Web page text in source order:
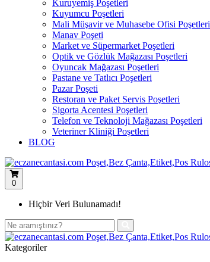
Kuruyemiş Poşetleri
Kuyumcu Poşetleri
Mali Müşavir ve Muhasebe Ofisi Poşetleri
Manav Poşeti
Market ve Süpermarket Poşetleri
Optik ve Gözlük Mağazası Poşetleri
Oyuncak Mağazası Poşetleri
Pastane ve Tatlıcı Poşetleri
Pazar Poşeti
Restoran ve Paket Servis Poşetleri
Sigorta Acentesi Poşetleri
Telefon ve Teknoloji Mağazası Poşetleri
Veteriner Kliniği Poşetleri
BLOG
0
Hiçbir Veri Bulunamadı!
Kategoriler